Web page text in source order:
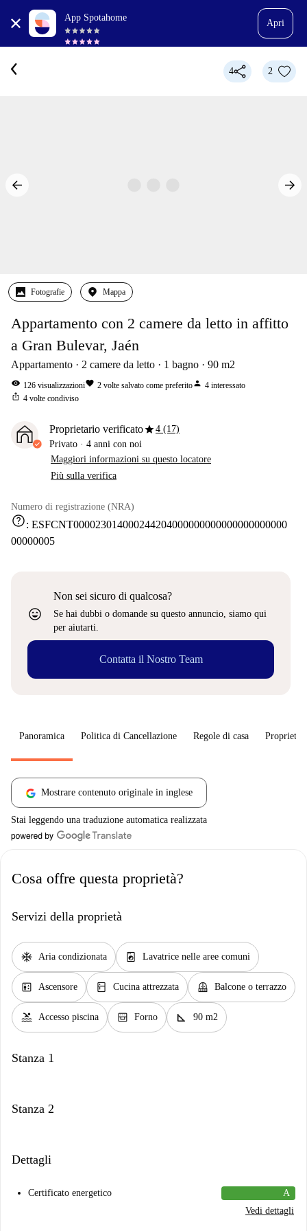
App Spotahome
Apri
4 2
Fotografie Mappa
Appartamento con 2 camere da letto in affitto
a Gran Bulevar, Jaén
Appartamento 2 camere da letto 1 bagno 90 m2
visibility 126 visualizzazionifavorite 2 volte salvato come preferitoperson 4 interessato
ios_share 4 volte condiviso
Proprietario verificatostar4 (17)
Privato · 4 anni con noi
Maggiori informazioni su questo locatore
Più sulla verifica
Numero di registrazione (NRA)
help: ESFCNT000023014000244204000000000000000000000
00000005
sentiment_very_satisfied
Non sei sicuro di qualcosa?
Se hai dubbi o domande su questo annuncio, siamo qui
per aiutarti.
Contatta il Nostro Team
Panoramica Politica di Cancellazione Regole di casa
Mostrare contenuto originale in inglese
Stai leggendo una traduzione automatica realizzata
Cosa offre questa proprietà?
Servizi della proprietà
ac_unit Aria condizionata local_laundry_service Lavatrice nelle aree comuni
elevator Ascensore kitchen Cucina attrezzata balcony Balcone o terrazzo
pool Accesso piscina oven_gen Forno square_foot 90 m2
Stanza 1
Stanza 2
Dettagli
Certificato energetico
A
Vedi dettagli